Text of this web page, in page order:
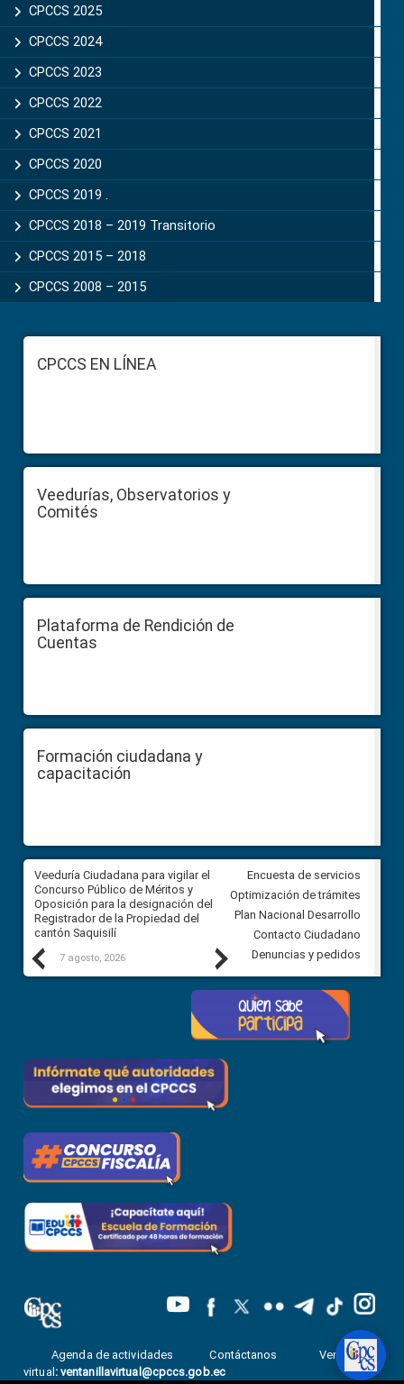
CPCCS 2025
CPCCS 2024
CPCCS 2023
CPCCS 2022
CPCCS 2021
CPCCS 2020
CPCCS 2019 .
CPCCS 2018 – 2019 Transitorio
CPCCS 2015 – 2018
CPCCS 2008 – 2015
FooterCPCCS EN LÍNEA
Veedurías, Observatorios y
Comités
Plataforma de Rendición de
Cuentas
Formación ciudadana y
capacitación
Previous
Veeduría Ciudadana para vigilar el
Concurso Público de Méritos y
Oposición para la designación del
Registrador de la Propiedad del
cantón Saquisilí
7 agosto, 2026
Veeduría Ciudadana para
construcción del asfaltado de
Ballenita del cantón Santa
7 agosto, 2026
Next
Encuesta de servicios
Optimización de trámites
Plan Nacional Desarrollo
Contacto Ciudadano
Denuncias y pedidos
Agenda de actividades Contáctanos
Ventanilla
virtual : ventanillavirtual@cpccs.gob.ec